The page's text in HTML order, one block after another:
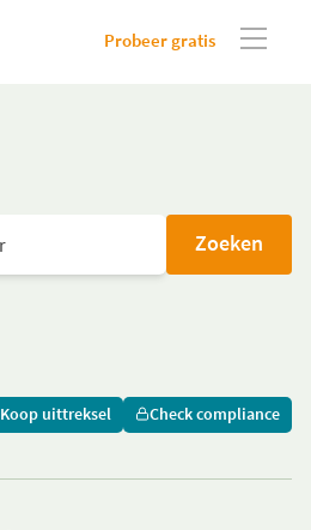
Probeer gratis
Zoeken
Koop uittreksel Check compliance